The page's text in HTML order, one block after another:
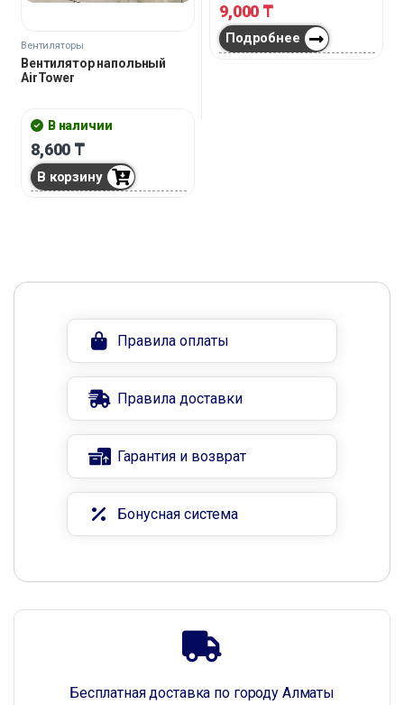
Вентиляторы
Вентилятор напольный
AirTower
В наличии
8,600 ₸
В корзину
9,000 ₸
Подробнее
Бесплатная доставка по городу Алматы
Правила оплаты
Правила доставки
Гарантия и возврат
Бонусная система